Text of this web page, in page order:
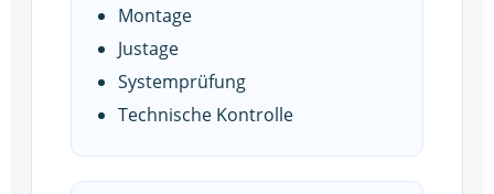
Montage
Justage
Systemprüfung
Technische Kontrolle